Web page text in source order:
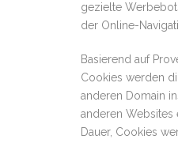
gezielte
der Online-
Basierend auf
Cookies werden
anderen Domain
anderen Websites
Dauer, Cookies